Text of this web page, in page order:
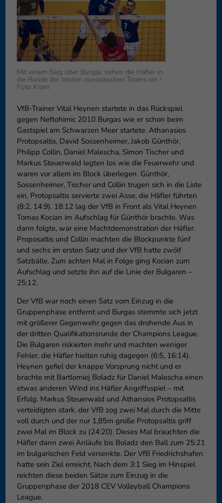
Mit einem Sieg über Burgas ziehen die Häfler in
die Runde der besten europäischen Teams ein /
Foto Kram
VfB-Trainer Vital Heynen startete in das Rückspiel
gegen Neftohimic 2010 Burgas wie er schon beim
Gastspiel am Schwarzen Meer startete. Athanasios
Protopsaltis, David Sossenheimer, Jakob Günthör,
Philipp Collin, Daniel Malescha, Simon Tischer und
Markus Steuerwald legten los wie die Feuerwehr und
waren vor allem im Block überlegen. Günthör,
Sossenheimer, Tischer und Collin trugen sich in die Liste
ein, Protopsaltis servierte zwei Asse, die Häfler führten
(8:2, 14:9). 18:12 lag der VfB in Front als Vital Heynen
Tomas Kocian im Aufschlag für Günthör brachte. Was
dann folgte, war eine Machtdemonstration der Häfler.
Proposaltis und Collin machten die Blockpunkte fünf
und sechs im ersten Satz und der VfB hatte zwölf
Satzbälle. Zum achten Mal in Folge ging Kocian zum
Aufschlag und setzte ihn auf die Linie der Bulgaren –
25:12.
Der VfB war noch einen Satz vom Einzug in die
Gruppenphase entfernt und Burgas stemmte sich jetzt
mit größerer Gegenwehr gegen das drohende Aus in
der dritten Qualifikationsrunde der Champions League.
Die Bulgaren riskierten mehr und machten weniger
Fehler, die Häfler hielten ruhig dagegen (6:5, 16:14).
Heynen gefiel der knappe Vorsprung nicht und er
brachte mit Bartlomiej Boladz für Daniel Malescha einen
etwas anderen Wind ins Häfler Angriffsspiel – mit
Erfolg. Markus Steuerwald und Athansios Protopsaltis
verteidigten stark, der VfB zog zwei Mal durch die Mitte
voll durch und der nur 1,85m große Protopsaltis griff
zwei Mal im Block zu (24:20). Dieses Mal brauchten die
Häfler dann zwei Anläufe bis Boladz den Ball zum 25:21
im bulgarischen Feld versenkte. Der VfB Friedrichshafen
hatte sein Ziel erreicht. Nach dem 3:1 Sieg im Hinspiel
reichten diese beiden Sätze zum Einzug in die
Gruppenphase der 2018 CEV Volleyball Champions
League.
Datenschutzeinstellungen
Essenziell (1)
Essenzielle Cookies
Funktion der Website
Externe Medien (6)
diese Inhalte keiner manuellen